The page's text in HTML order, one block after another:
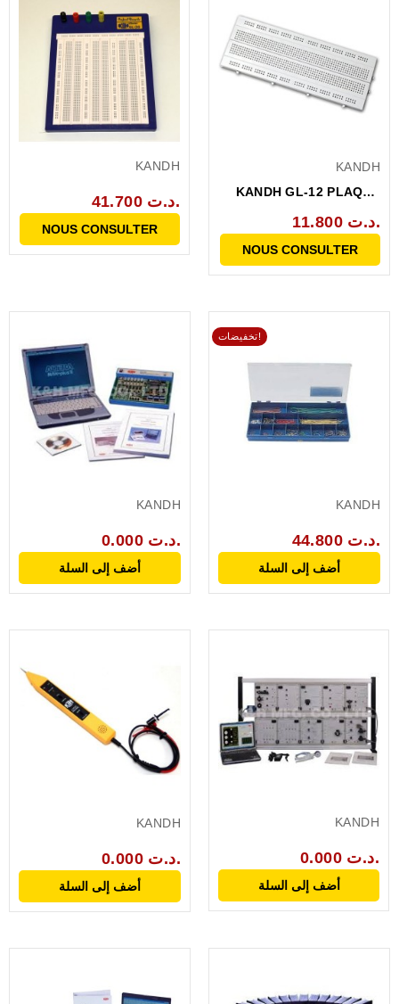
KANDH
41.700 د.ت.
NOUS CONSULTER
KANDH
KANDH GL-12 PLAQUE
11.800 د.ت.
NOUS CONSULTER
KANDH
0.000 د.ت.
أضف إلى السلة
تخفيضات!
KANDH
44.800 د.ت.
أضف إلى السلة
KANDH
0.000 د.ت.
أضف إلى السلة
KANDH
0.000 د.ت.
أضف إلى السلة